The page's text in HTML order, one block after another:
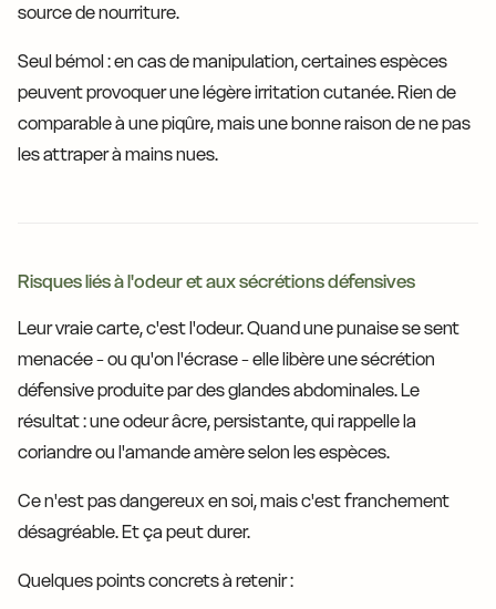
source de nourriture.
Seul bémol : en cas de manipulation, certaines espèces
peuvent provoquer une légère irritation cutanée. Rien de
comparable à une piqûre, mais une bonne raison de ne pas
les attraper à mains nues.
Risques liés à l'odeur et aux sécrétions défensives
Leur vraie carte, c'est l'odeur. Quand une punaise se sent
menacée - ou qu'on l'écrase - elle libère une sécrétion
défensive produite par des glandes abdominales. Le
résultat : une odeur âcre, persistante, qui rappelle la
coriandre ou l'amande amère selon les espèces.
Ce n'est pas dangereux en soi, mais c'est franchement
désagréable. Et ça peut durer.
Quelques points concrets à retenir :